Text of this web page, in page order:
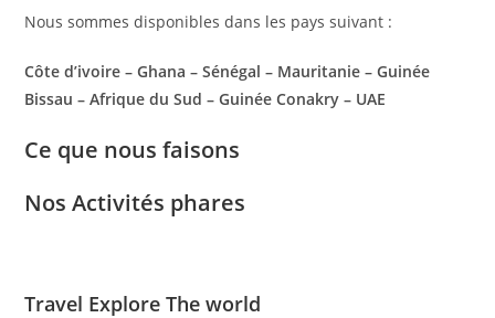
Nous sommes disponibles dans les pays suivant :
Côte d’ivoire – Ghana – Sénégal – Mauritanie – Guinée
Bissau – Afrique du Sud – Guinée Conakry – UAE
Ce que nous faisons
Nos Activités phares
Travel Explore The world